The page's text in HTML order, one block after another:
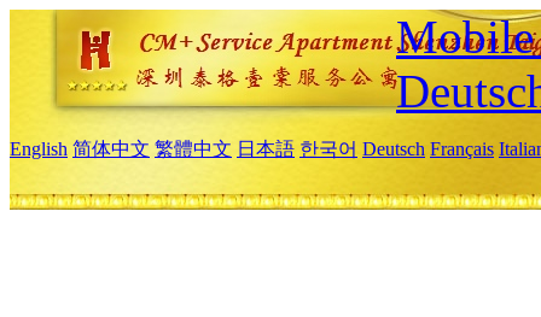
Mobile
English 简体中文 繁體中文 日本語 한국어 Deutsch Français